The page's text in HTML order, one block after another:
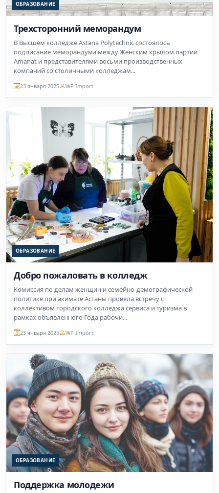
ОБРАЗОВАНИЕ
Трехсторонний меморандум
В Высшем колледже Astana Polytechnic состоялось
подписание меморандума между Женским крылом партии
Amanat и представителями восьми производственных
компаний со столичными колледжам...
23 января 2025 WP Import
ОБРАЗОВАНИЕ
Добро пожаловать в колледж
Комиссия по делам женщин и семейно-демографической
политике при акимате Астаны провела встречу с
коллективом городского колледжа сервиса и туризма в
рамках объявленного Года рабочи...
23 января 2025 WP Import
ОБРАЗОВАНИЕ
Поддержка молодежи